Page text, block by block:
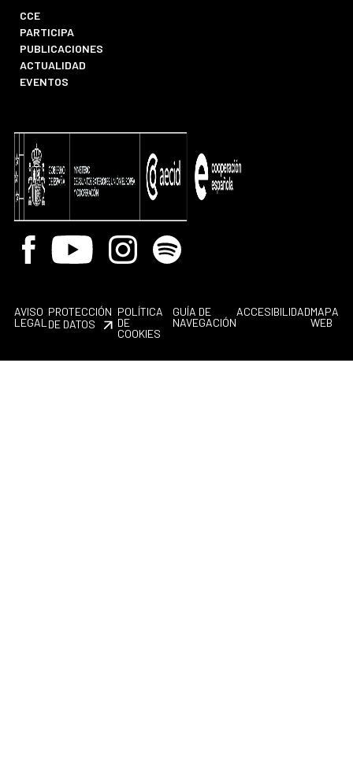
CCE
PARTICIPA
PUBLICACIONES
ACTUALIDAD
EVENTOS
Facebook
Youtube InstagramSpotify
AVISO
LEGAL
PROTECCIÓN
DE DATOS
POLÍTICA
DE
COOKIES
GUÍA DE
NAVEGACIÓN
ACCESIBILIDADMAPA
WEB